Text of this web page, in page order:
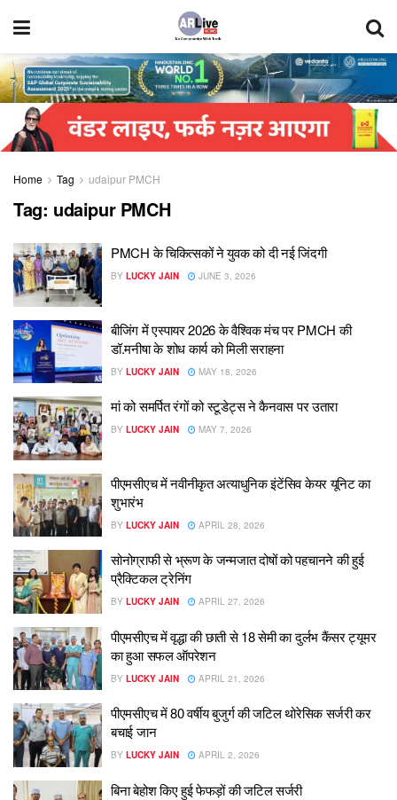
Home Tag udaipur PMCH
Tag: udaipur PMCH
PMCH के चिकित्सकों ने युवक को दी नई जिंदगी
BY LUCKY JAIN JUNE 3, 2026
बीजिंग में एस्पायर 2026 के वैश्विक मंच पर PMCH की
डॉ.मनीषा के शोध कार्य को मिली सराहना
BY LUCKY JAIN MAY 18, 2026
मां को समर्पित रंगों को स्टूडेट्स ने कैनवास पर उतारा
BY LUCKY JAIN MAY 7, 2026
पीएमसीएच में नवीनीकृत अत्याधुनिक इंटेंसिव केयर यूनिट का
शुभारंभ
BY LUCKY JAIN APRIL 28, 2026
सोनोग्राफी से भ्रूण के जन्मजात दोषों को पहचानने की हुई
प्रैक्टिकल ट्रेनिंग
BY LUCKY JAIN APRIL 27, 2026
पीएमसीएच में वृद्धा की छाती से 18 सेमी का दुर्लभ कैंसर ट्यूमर
का हुआ सफल ऑपरेशन
BY LUCKY JAIN APRIL 21, 2026
पीएमसीएच में 80 वर्षीय बुजुर्ग की जटिल थोरेसिक सर्जरी कर
बचाई जान
BY LUCKY JAIN APRIL 2, 2026
बिना बेहोश किए हुई फेफड़ों की जटिल सर्जरी